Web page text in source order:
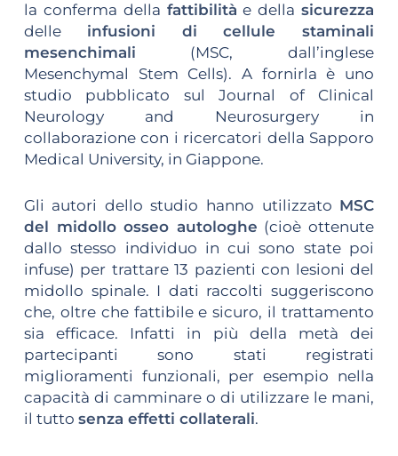
la conferma della fattibilità e dellasicurezza
delle infusioni di cellule staminali
mesenchimali (MSC, dall’inglese
Mesenchymal Stem Cells). A fornirla è uno
studio pubblicato sul Journal of Clinical
Neurology and Neurosurgery in
collaborazione con i ricercatori della Sapporo
Medical University, in Giappone.
Gli autori dello studio hanno utilizzato MSC
del midollo osseo autologhe (cioè ottenute
dallo stesso individuo in cui sono state poi
infuse) per trattare 13 pazienti con lesioni del
midollo spinale. I dati raccolti suggeriscono
che, oltre che fattibile e sicuro, il trattamento
sia efficace. Infatti in più della metà dei
partecipanti sono stati registrati
miglioramenti funzionali, per esempio nella
capacità di camminare o di utilizzare le mani,
il tutto senza effetti collaterali.